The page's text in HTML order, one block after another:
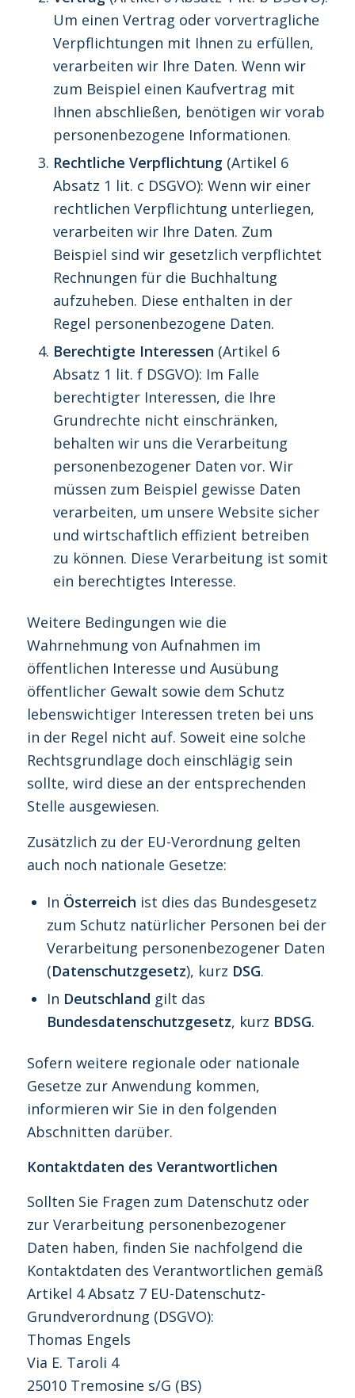
Um einen Vertrag oder vorvertragliche
Verpflichtungen mit Ihnen zu erfüllen,
verarbeiten wir Ihre Daten. Wenn wir
zum Beispiel einen Kaufvertrag mit
Ihnen abschließen, benötigen wir vorab
personenbezogene Informationen.
Rechtliche Verpflichtung(Artikel 6
Absatz 1 lit. c DSGVO): Wenn wir einer
rechtlichen Verpflichtung unterliegen,
verarbeiten wir Ihre Daten. Zum
Beispiel sind wir gesetzlich verpflichtet
Rechnungen für die Buchhaltung
aufzuheben. Diese enthalten in der
Regel personenbezogene Daten.
Berechtigte Interessen (Artikel 6
Absatz 1 lit. f DSGVO): Im Falle
berechtigter Interessen, die Ihre
Grundrechte nicht einschränken,
behalten wir uns die Verarbeitung
personenbezogener Daten vor. Wir
müssen zum Beispiel gewisse Daten
verarbeiten, um unsere Website sicher
und wirtschaftlich effizient betreiben
zu können. Diese Verarbeitung ist somit
ein berechtigtes Interesse.
Weitere Bedingungen wie die
Wahrnehmung von Aufnahmen im
öffentlichen Interesse und Ausübung
öffentlicher Gewalt sowie dem Schutz
lebenswichtiger Interessen treten bei uns
in der Regel nicht auf. Soweit eine solche
Rechtsgrundlage doch einschlägig sein
sollte, wird diese an der entsprechenden
Stelle ausgewiesen.
Zusätzlich zu der EU-Verordnung gelten
auch noch nationale Gesetze:
In Österreich ist dies das Bundesgesetz
zum Schutz natürlicher Personen bei der
Verarbeitung personenbezogener Daten
(Datenschutzgesetz), kurz DSG.
In Deutschland gilt das
Bundesdatenschutzgesetz, kurz BDSG.
Sofern weitere regionale oder nationale
Gesetze zur Anwendung kommen,
informieren wir Sie in den folgenden
Abschnitten darüber.
Kontaktdaten des Verantwortlichen
Sollten Sie Fragen zum Datenschutz oder
zur Verarbeitung personenbezogener
Daten haben, finden Sie nachfolgend die
Kontaktdaten des Verantwortlichen gemäß
Artikel 4 Absatz 7 EU-Datenschutz-
Grundverordnung (DSGVO):
Thomas Engels
Via E. Taroli 4
25010 Tremosine s/G (BS)